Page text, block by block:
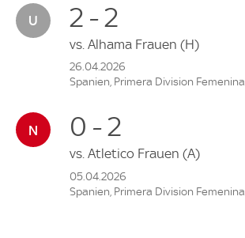
2 - 2
vs. Alhama Frauen (H)
26.04.2026
Spanien, Primera Division Femenina
0 - 2
vs. Atletico Frauen (A)
05.04.2026
Spanien, Primera Division Femenina